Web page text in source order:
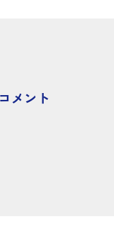
メント